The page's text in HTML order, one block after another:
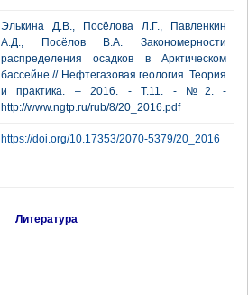
Элькина Д.В., Посёлова Л.Г., Павленкин
А.Д., Посёлов В.А. Закономерности
распределения осадков в Арктическом
бассейне // Нефтегазовая геология. Теория
и практика. – 2016. - Т.11. - №2. -
http://www.ngtp.ru/rub/8/20_2016.pdf
https://doi.org/10.17353/2070-5379/20_2016
Литература